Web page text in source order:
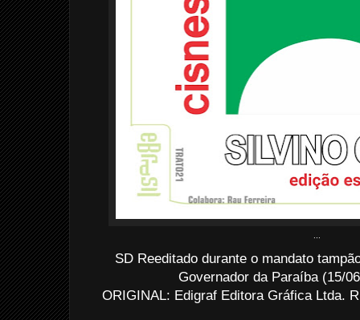
SD Reeditado durante o mandato
Governador da Paraíba (15/
ORIGINAL: Edigraf Editora Gráfica Ltda.